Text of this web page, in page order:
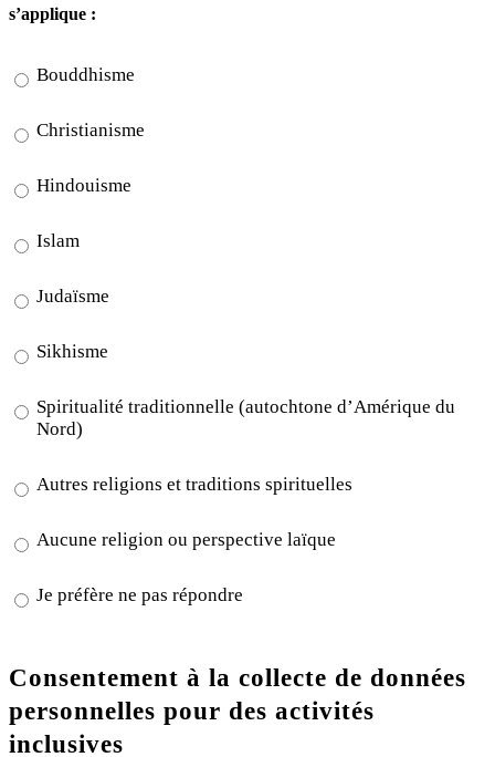
s’applique :
Bouddhisme
Christianisme
Hindouisme
Islam
Judaïsme
Sikhisme
Spiritualité traditionnelle (autochtone d’Amérique du
Nord)
Autres religions et traditions spirituelles
Aucune religion ou perspective laïque
Je préfère ne pas répondre
Consentement à la collecte de données
personnelles pour des activités
inclusives